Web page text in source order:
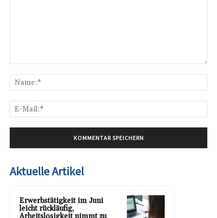
Aktuelle Artikel
Erwerbstätigkeit im Juni
leicht rückläufig,